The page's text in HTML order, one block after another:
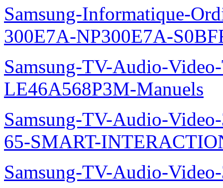
Samsung-Informatique-
300E7A-NP300E7A-
Samsung-TV-Audio-
LE46A568P3M-Manuels
Samsung-TV-Audio-
65-SMART-
Samsung-TV-Audio-